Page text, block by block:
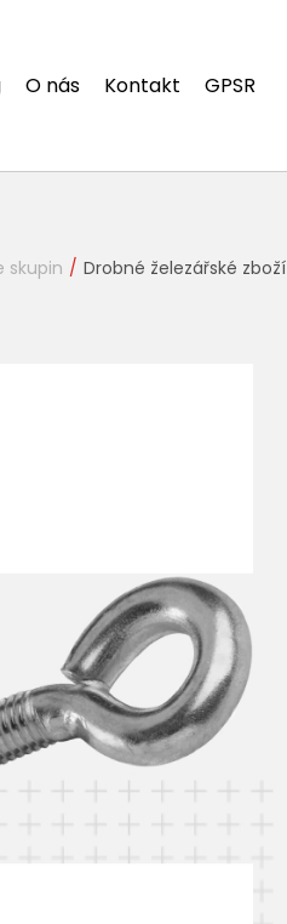
O nás Kontakt GPSR
skupin Drobné železářské zboží